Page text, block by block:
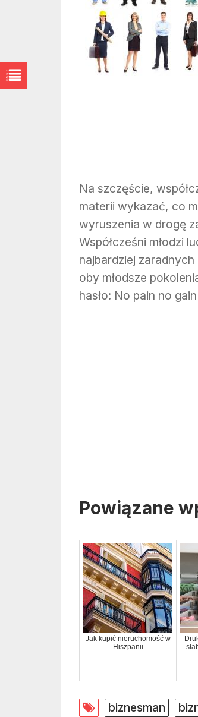
Na szczęście,
materii wykazać, co
wyruszenia w drogę
Współcześni młodzi
najbardziej
oby młodsze
hasło: No pain no
Powiązane
Jak kupić nieruchomość w
Hiszpanii
biznesman